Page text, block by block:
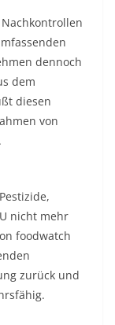
dennoch
dem
diesen
von
nicht mehr
foodwatch
zurück und